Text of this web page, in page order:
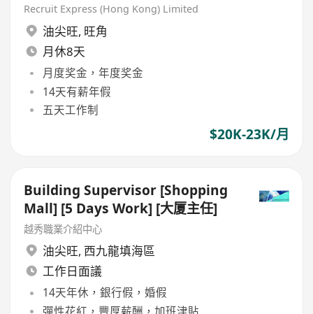
Recruit Express (Hong Kong) Limited
油尖旺, 旺角
月休8天
月度奖金，年度奖金
14天有薪年假
五天工作制
$20K-23K/月
Building Supervisor [Shopping
Mall] [5 Days Work] [大厦主任]
越秀職業介紹中心
油尖旺, 西九龍填海區
工作日面議
14天年休，銀行假，婚假